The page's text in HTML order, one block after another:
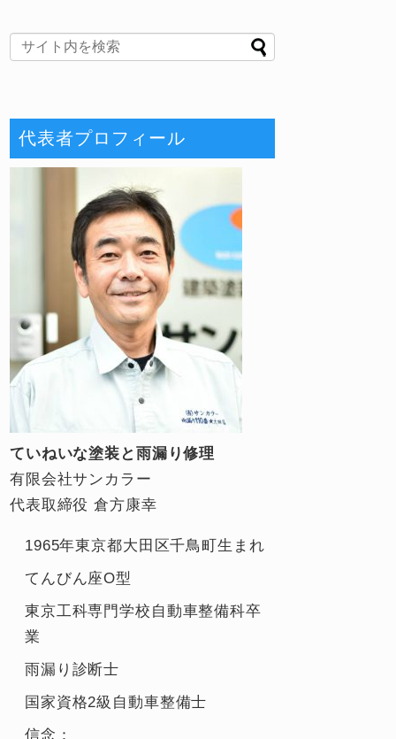
代表者プロフィール
ていねいな塗装と雨漏り修理
有限会社サンカラー
代表取締役 倉方康幸
1965年東京都大田区千鳥町生まれ
てんびん座O型
東京工科専門学校自動車整備科卒
業
雨漏り診断士
国家資格2級自動車整備士
信念：